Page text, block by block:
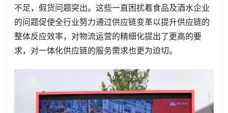
不足，假货问题突出。这些一直困扰着食品及酒水企业
的问题促使全行业努力通过供应链变革以提升供应链的
整体反应效率，对物流运营的精细化提出了更高的要
求，对一体化供应链的服务需求也更为迫切。